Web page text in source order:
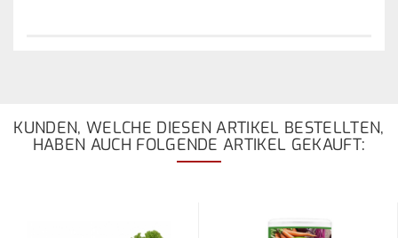
KUNDEN, WELCHE DIESEN ARTIKEL BESTELLTEN,
HABEN AUCH FOLGENDE ARTIKEL GEKAUFT: